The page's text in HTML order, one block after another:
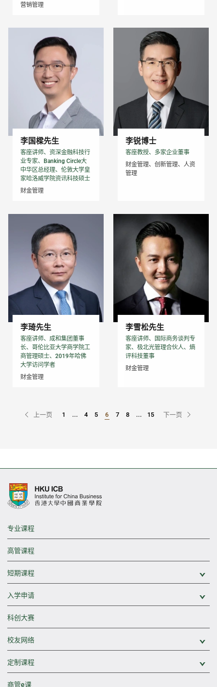
营销管理
李国樑先生
客座讲师、资深金融科技行
业专家、Banking Circle大
中华区总经理、伦敦大学皇
家哈洛威学院资讯科技硕士
财金管理
李锐博士
客座教授、多家企业董事
财金管理、创新管理、人资
管理
李琦先生
客座讲师、成和集团董事
长、哥伦比亚大学商学院工
商管理硕士、2019年哈佛
大学访问学者
财金管理
李雪松先生
客座讲师、国际商务谈判专
家、极北光管理合伙人、熵
评科技董事
财金管理
上一页 Go to Page
1 ... 4 5 6 7 8 ... Go to Page
15 下一页
专业课程
高管课程
短期课程
入学申请
科创大赛
校友网络
定制课程
商管e课